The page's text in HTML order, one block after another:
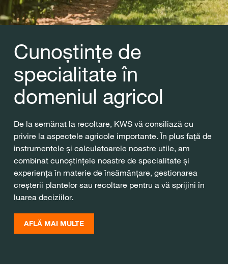
Cunoștințe de
specialitate în
domeniul agricol
De la semănat la recoltare, KWS vă consiliază cu
privire la aspectele agricole importante. În plus față de
instrumentele și calculatoarele noastre utile, am
combinat cunoștințele noastre de specialitate și
experiența în materie de însămânțare, gestionarea
creșterii plantelor sau recoltare pentru a vă sprijini în
luarea deciziilor.
AFLĂ MAI MULTE